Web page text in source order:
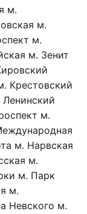
м.
м.
м.
м. Зенит
Крестовский
Ленинский
м.
м. Нарвская
м.
м. Парк
м.
Невского м.